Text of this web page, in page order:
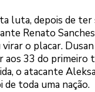
luta, depois de ter
Renato
o placar. Dusan
33 do primeiro
o atacante
toda uma nação.